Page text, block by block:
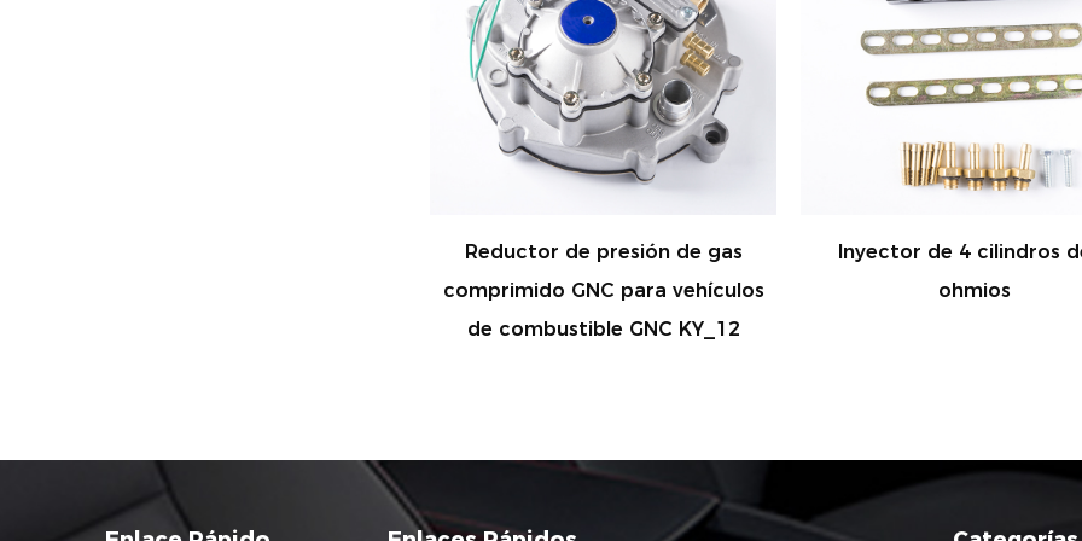
Inyector de 4 cilindros de 3
ohmios
Emulador de 4 cilindros
para sistema de